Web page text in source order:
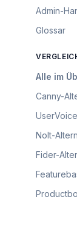
Admin-
Glossar
Alle im
Canny-
UserVoice
Nolt-
Fider-